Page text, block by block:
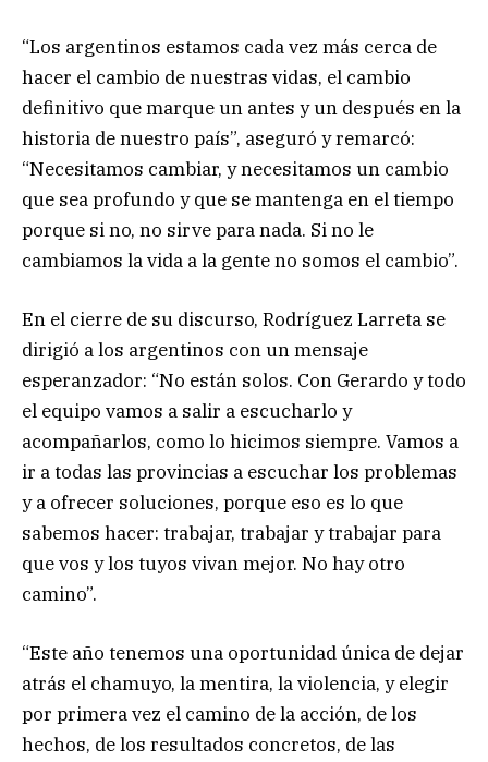
“Los argentinos estamos cada vez más cerca de
hacer el cambio de nuestras vidas, el cambio
definitivo que marque un antes y un después en la
historia de nuestro país”, aseguró y remarcó:
“Necesitamos cambiar, y necesitamos un cambio
que sea profundo y que se mantenga en el tiempo
porque si no, no sirve para nada. Si no le
cambiamos la vida a la gente no somos el cambio”.
En el cierre de su discurso, Rodríguez Larreta se
dirigió a los argentinos con un mensaje
esperanzador: “No están solos. Con Gerardo y todo
el equipo vamos a salir a escucharlo y
acompañarlos, como lo hicimos siempre. Vamos a
ir a todas las provincias a escuchar los problemas
y a ofrecer soluciones, porque eso es lo que
sabemos hacer: trabajar, trabajar y trabajar para
que vos y los tuyos vivan mejor. No hay otro
camino”.
“Este año tenemos una oportunidad única de dejar
atrás el chamuyo, la mentira, la violencia, y elegir
por primera vez el camino de la acción, de los
hechos, de los resultados concretos, de las